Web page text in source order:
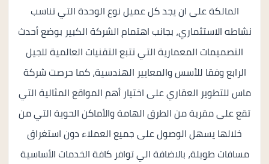
المالكة على ان يجد كل عميل نوع الوحدة التي تناسب
نشاطه الاستثماري، بجانب اهتمام الشركة الكبير بوضع أحدث
التصميمات المعمارية التي تتبع التقنيات العالمية للجيل
الرابع وفقا للأسس والمعايير الهندسية، كما حرصت شركة
ماس للتطوير العقاري على اختيار أهم المواقع المثالية التي
تقع على مقربة من الطرق الهامة والأماكن الحوية التي من
خلالها يسهل الوصول على جميع العملاء دون استغراق
مسافات طويلة، بالاضافة الي توافر كافة الخدمات الأساسية